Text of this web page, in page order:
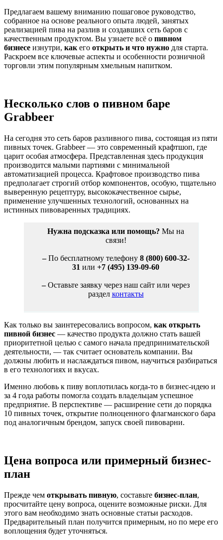
Предлагаем вашему вниманию пошаговое руководство,
собранное на основе реального опыта людей, занятых
реализацией пива на разлив и создавших сеть баров с
качественным продуктом. Вы узнаете всё о пивном
бизнесе изнутри, как его открыть и что нужно для старта.
Раскроем все ключевые аспекты и особенности розничной
торговли этим популярным хмельным напитком.
Несколько слов о пивном баре
Grabbeer
На сегодня это сеть баров разливного пива, состоящая из пяти
пивных точек. Grabbeer — это современный крафтшоп, где
царит особая атмосфера. Представленная здесь продукция
производится малыми партиями с минимальной
автоматизацией процесса. Крафтовое производство пива
предполагает строгий отбор компонентов, особую, тщательно
выверенную рецептуру, высококачественное сырье,
применение улучшенных технологий, основанных на
истинных пивоваренных традициях.
Нужна подсказка или помощь? Мы на
связи!
–По бесплатному телефону 8 (800) 600-32-
31 или +7 (495) 139-09-60
–Оставьте заявку через наш сайт или через
раздел контакты
Как только вы заинтересовались вопросом, как открыть
пивной бизнес — качество продукта должно стать вашей
приоритетной целью с самого начала предпринимательской
деятельности, — так считает основатель компании. Вы
должны любить и наслаждаться пивом, научиться разбираться
в его технологиях и вкусах.
Именно любовь к пиву воплотилась когда-то в бизнес-идею и
за 4 года работы помогла создать владельцам успешное
предприятие. В перспективе — расширение сети до порядка
10 пивных точек, открытие полноценного флагманского бара
под аналогичным брендом, запуск своей пивоварни.
Цена вопроса или примерный бизнес-
план
Прежде чем открывать пивную, составьте бизнес-план,
просчитайте цену вопроса, оцените возможные риски. Для
этого вам необходимо знать основные статьи расходов.
Предварительный план получится примерным, но по мере его
воплощения будет уточняться.